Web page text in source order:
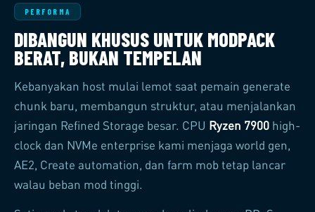
PERFORMA
DIBANGUN KHUSUS UNTUK MODPACK
BERAT, BUKAN TEMPELAN
Kebanyakan host mulai lemot saat pemain generate
chunk baru, membangun struktur, atau menjalankan
jaringan Refined Storage besar. CPU Ryzen 7900 high-
clock dan NVMe enterprise kami menjaga world gen,
AE2, Create automation, dan farm mob tetap lancar
walau beban mod tinggi.